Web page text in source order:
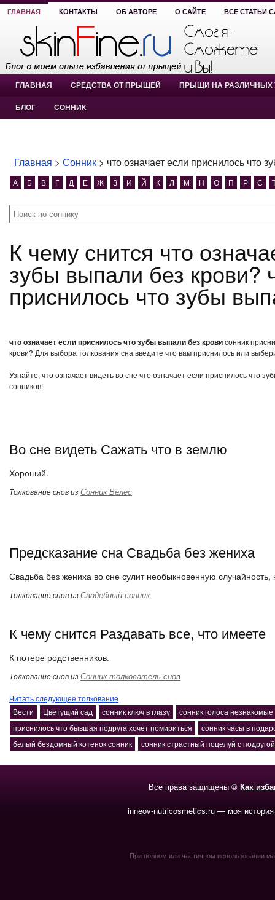
ГЛАВНАЯ КОНТАКТЫ ОБ АВТОРЕ О САЙТЕ ВСЕ СТАТЬИ
ГЛАВНАЯ СРЕДСТВА ОТ ПРЫЩЕЙ ПРЫЩИ НА РАЗЛИЧНЫХ
БЛОГ СОННИК
Главная > Сонник > что означает если приснилось что
А Б В Г Д Е Ж З И Й К Л М Н О П Р С
К чему снится что означает если приснилось что
зубы выпали без крови?
приснилось что зубы
что означает если приснилось что зубы выпали без кровисонник
крови? Для выбора толкования сна введите что вам приснилось или
Узнайте, что означает видеть во сне что означает если приснилось что
сонников!
Во сне видеть Сажать что в землю
Хороший.
Толкование снов изСонник Велес
Предсказание сна Свадьба без жениха
Свадьба без жениха во сне сулит необыкновенную
Толкование снов изСвадебный сонник
К чему снится Раздавать все, что имеете
К потере родственников.
Толкование снов изСонник толкователь снов
Читать следующее толкование
Вести
Цветущий сад сонник ключ в глазу
сонник голоса незнакомые
приснилось что бывшая подруга хочет помириться
сонник часы в
белый бездомный котенок сонник
сонник страстный поцелуй с подругой
Все права защищены © Как
inneov-nutricosmetics.ru — моя
При полном или частичном использовании